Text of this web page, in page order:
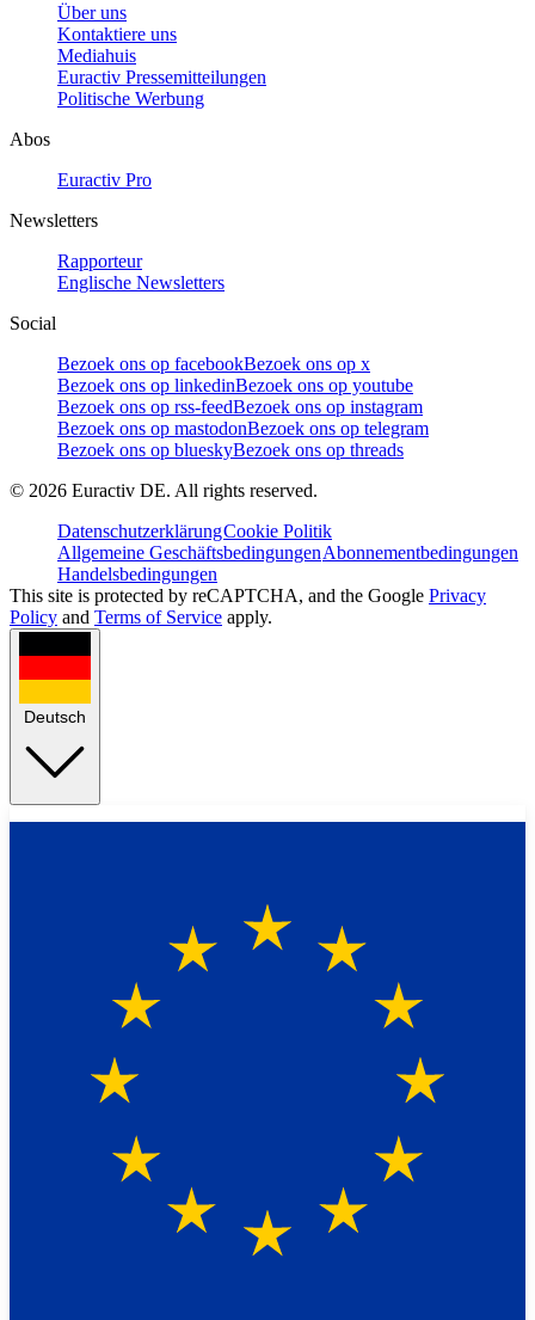
Über uns
Kontaktiere uns
Mediahuis
Euractiv Pressemitteilungen
Politische Werbung
Abos
Euractiv Pro
Newsletters
Rapporteur
Englische Newsletters
Social
Bezoek ons op facebookBezoek ons op x
Bezoek ons op linkedinBezoek ons op youtube
Bezoek ons op rss-feedBezoek ons op instagram
Bezoek ons op mastodonBezoek ons op telegram
Bezoek ons op blueskyBezoek ons op threads
© 2026 Euractiv DE. All rights reserved.
DatenschutzerklärungCookie Politik
Allgemeine GeschäftsbedingungenAbonnementbedingungen
Handelsbedingungen
This site is protected by reCAPTCHA, and the Google Privacy
Policy and Terms of Service apply.
Deutsch